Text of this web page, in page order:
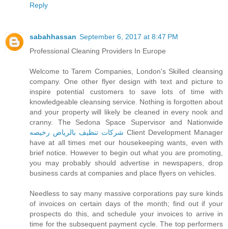
Reply
sabahhassan September 6, 2017 at 8:47 PM
Professional Cleaning Providers In Europe
Welcome to Tarem Companies, London's Skilled cleansing
company. One other flyer design with text and picture to
inspire potential customers to save lots of time with
knowledgeable cleansing service. Nothing is forgotten about
and your property will likely be cleaned in every nook and
cranny. The Sedona Space Supervisor and Nationwide
شركات تنظيف بالرياض رخيصه Client Development Manager
have at all times met our housekeeping wants, even with
brief notice. However to begin out what you are promoting,
you may probably should advertise in newspapers, drop
business cards at companies and place flyers on vehicles.
Needless to say many massive corporations pay sure kinds
of invoices on certain days of the month; find out if your
prospects do this, and schedule your invoices to arrive in
time for the subsequent payment cycle. The top performers